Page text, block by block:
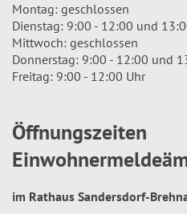
Montag: geschlossen
Dienstag: 9:00 - 12:00 und
Mittwoch: geschlossen
Donnerstag: 9:00 - 12:00 und
Freitag: 9:00 - 12:00 Uhr
Öffnungszeiten
im Rathaus Sandersdorf-